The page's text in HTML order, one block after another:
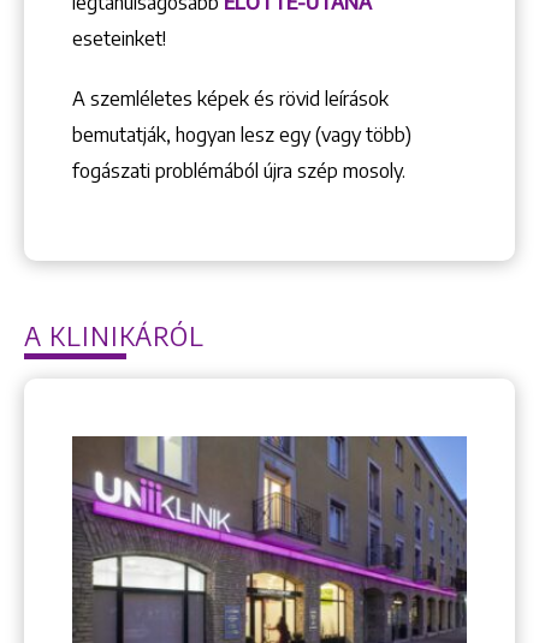
+36 1 222 7250
+36 1 222 9150
1148 Budapest, Örs vezér tere 2.
Keresés
eseteinket!
A szemléletes képek és rövid leírások
bemutatják, hogyan lesz egy (vagy több)
fogászati problémából újra szép mosoly.
A KLINIKÁRÓL